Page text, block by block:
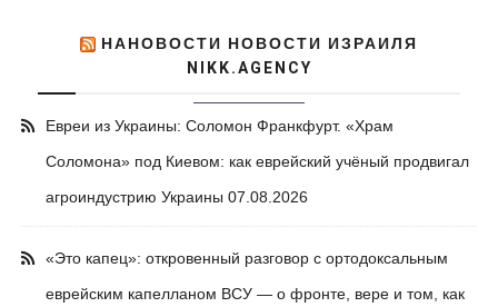
НАНОВОСТИ НОВОСТИ ИЗРАИЛЯ
NIKK.AGENCY
Евреи из Украины: Соломон Франкфурт. «Храм
Соломона» под Киевом: как еврейский учёный продвигал
агроиндустрию Украины 07.08.2026
«Это капец»: откровенный разговор с ортодоксальным
еврейским капелланом ВСУ — о фронте, вере и том, как